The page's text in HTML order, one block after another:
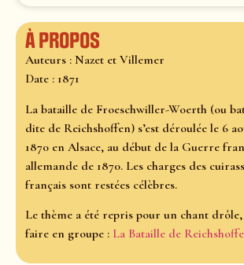
À propos
Auteurs : Nazet et Villemer
Date : 1871
La bataille de Froeschwiller-Woerth (ou
dite de Reichshoffen) s’est déroulée le 6
1870 en Alsace, au début de la Guerre
allemande de 1870. Les charges des
français sont restées célèbres.
Le thème a été repris pour un chant
faire en groupe : La Bataille de